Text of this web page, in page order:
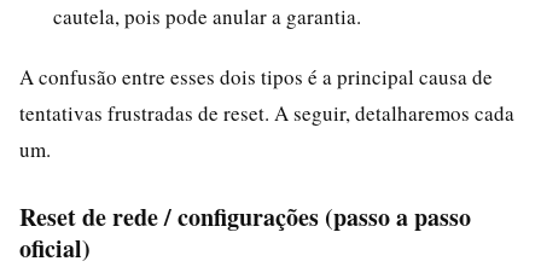
cautela, pois pode anular a garantia.
A confusão entre esses dois tipos é a principal causa de
tentativas frustradas de reset. A seguir, detalharemos cada
um.
Reset de rede / configurações (passo a passo
oficial)